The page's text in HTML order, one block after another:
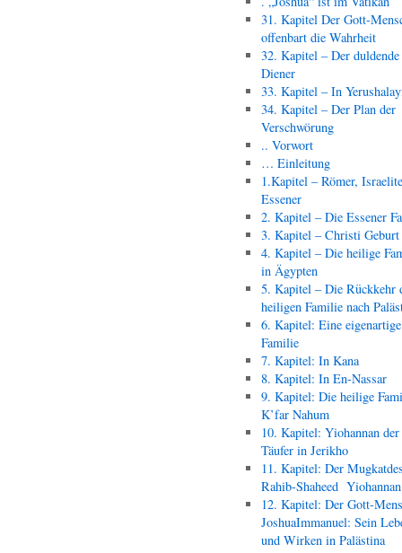
31. Kapitel Der Gott-
offenbart die Wahrheit
32. Kapitel – Der duldende
Diener
33. Kapitel – In
34. Kapitel – Der Plan der
Verschwörung
.. Vorwort
… Einleitung
1.Kapitel – Römer,
Essener
2. Kapitel – Die Essener
3. Kapitel – Christi Geburt
4. Kapitel – Die heilige
in Ägypten
5. Kapitel – Die Rückkehr
heiligen Familie nach
6. Kapitel: Eine eigenartige
Familie
7. Kapitel: In Kana
8. Kapitel: In En-Nassar
9. Kapitel: Die heilige
K’far Nahum
10. Kapitel: Yiohannan der
Täufer in Jerikho
11. Kapitel: Der
Rahib-Shaheed
12. Kapitel: Der Gott-
JoshuaImmanuel: Sein
und Wirken in Palästina